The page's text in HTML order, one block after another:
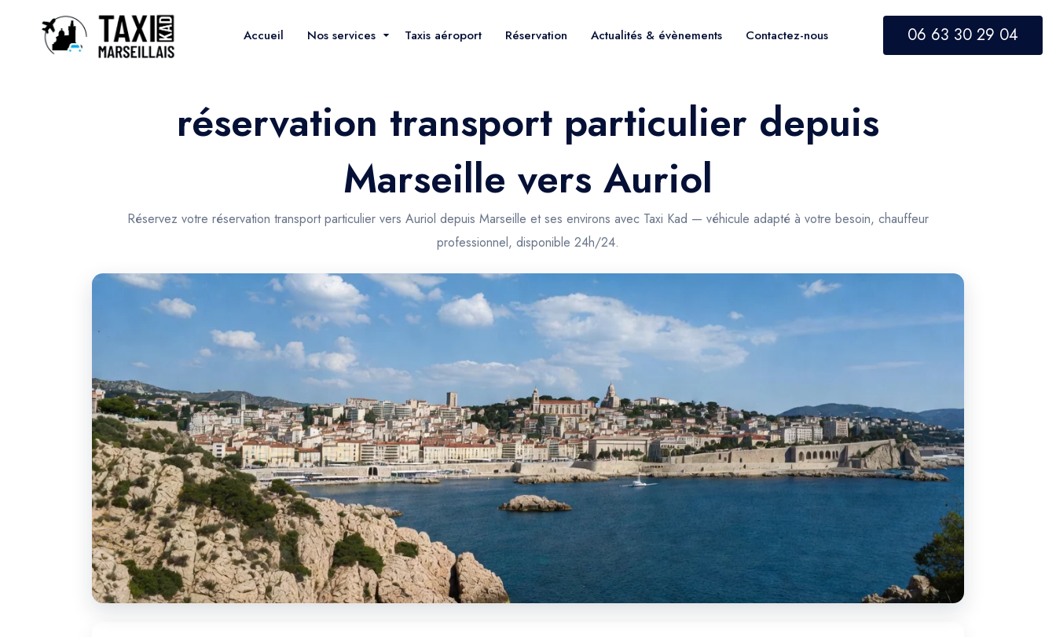
Accueil Nos services Taxis aéroport Réservation Actualités & évènements Contactez-nous 06 63 30 29 04
réservation transport particulier depuis
Marseille vers Auriol
Réservez votre réservation transport particulier vers Auriol depuis Marseille et ses environs avec Taxi Kad — véhicule adapté à votre besoin, chauffeur
professionnel, disponible 24h/24.